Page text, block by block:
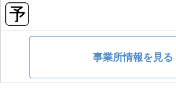
事業所情報を見る